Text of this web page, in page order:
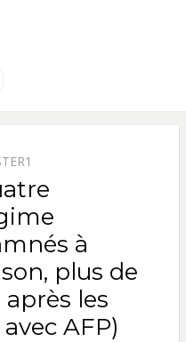
à
plus de
les
AFP)